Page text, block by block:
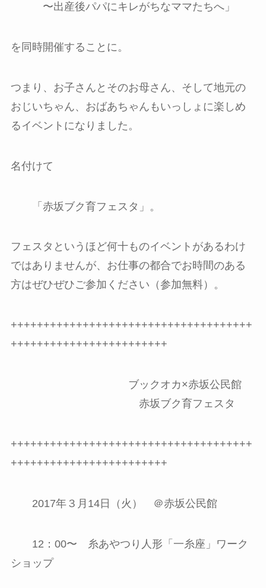
〜出産後パパにキレがちなママたちへ」
を同時開催することに。
つまり、お子さんとそのお母さん、そして地元の
おじいちゃん、おばあちゃんもいっしょに楽しめ
るイベントになりました。
名付けて
「赤坂ブク育フェスタ」。
フェスタというほど何十ものイベントがあるわけ
ではありませんが、お仕事の都合でお時間のある
方はぜひぜひご参加ください（参加無料）。
+++++++++++++++++++++++++++++++++++++
++++++++++++++++++++++++
ブックオカ×赤坂公民館
赤坂ブク育フェスタ
+++++++++++++++++++++++++++++++++++++
++++++++++++++++++++++++
2017年３月14日（火） ＠赤坂公民館
12：00〜 糸あやつり人形「一糸座」ワーク
ショップ